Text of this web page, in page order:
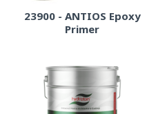
23900 - ANTIOS Epoxy
Primer